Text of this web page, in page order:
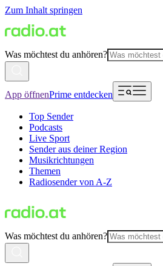
Zum Inhalt springen
Was möchtest du anhören?
App öffnenPrime entdecken
Top Sender
Podcasts
Live Sport
Sender aus deiner Region
Musikrichtungen
Themen
Radiosender von A-Z
Was möchtest du anhören?